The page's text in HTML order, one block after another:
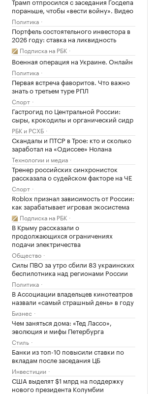
пораньше, чтобы «вести войну». Видео
Политика
Портфель состоятельного инвестора в
2026 году: ставка на ликвидность
Подписка на РБК
Военная операция на Украине. Онлайн
Политика
Первая встреча фаворитов. Что важно
знать о третьем туре РПЛ
Спорт
Гастрогид по Центральной России:
сыры, крокодилы и органический сидр
РБК и РСХБ
Скандалы и ПТСР в Трое: кто и сколько
заработал на «Одиссее» Нолана
Технологии и медиа
Тренер российских синхронисток
рассказала о судейском факторе на ЧЕ
Спорт
Roblox признал зависимость от России:
как зарабатывает игровая экосистема
Подписка на РБК
В Крыму рассказали о
продолжающихся ограничениях
подачи электричества
Общество
Силы ПВО за утро сбили 83 украинских
беспилотника над регионами России
Политика
В Ассоциации владельцев кинотеатров
назвали «самый страшный день» в году
Бизнес
Чем заняться дома: «Тед Лассо»,
эволюция и мифы Петербурга
Стиль
Банки из топ-10 повысили ставки по
вкладам после заседания ЦБ
Инвестиции
США выделят $1 млрд на поддержку
нового президента Колумбии